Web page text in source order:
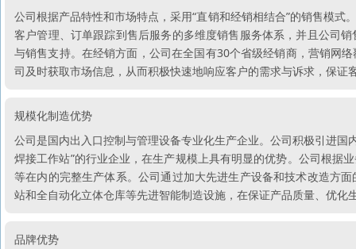
公司根据产品特性和市场特点，采用“直销和经销相结合”的销售模
客户管理、订单跟踪到售后服务的多维度销售服务体系，并且公司
与销售支持。在经销方面，公司在全国有30个省级经销商，营销网
司及时获取市场信息，从而积极快速地响应客户的需求与诉求，保证
规模化制造优势
公司是国内出入口控制与管理设备专业化生产企业。公司积极引进国
焊接工作站”的行业企业，在生产规模上具有明显的优势。公司根据
等在内的完整生产体系。公司通过加大先进生产设备和技术改造方
站和全自动化立体仓库等先进智能制造设施，在保证产品质量、优
品牌优势